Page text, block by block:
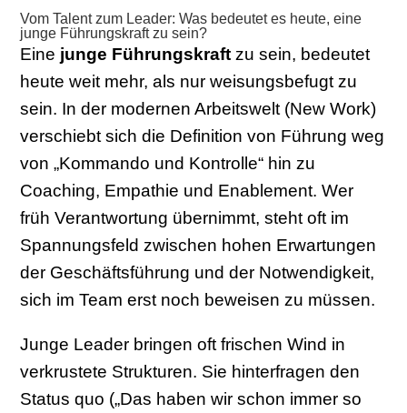
Vom Talent zum Leader: Was bedeutet es heute, eine
junge Führungskraft zu sein?
Eine junge Führungskraft zu sein, bedeutet
heute weit mehr, als nur weisungsbefugt zu
sein. In der modernen Arbeitswelt (New Work)
verschiebt sich die Definition von Führung weg
von „Kommando und Kontrolle“ hin zu
Coaching, Empathie und Enablement. Wer
früh Verantwortung übernimmt, steht oft im
Spannungsfeld zwischen hohen Erwartungen
der Geschäftsführung und der Notwendigkeit,
sich im Team erst noch beweisen zu müssen.
Junge Leader bringen oft frischen Wind in
verkrustete Strukturen. Sie hinterfragen den
Status quo („Das haben wir schon immer so